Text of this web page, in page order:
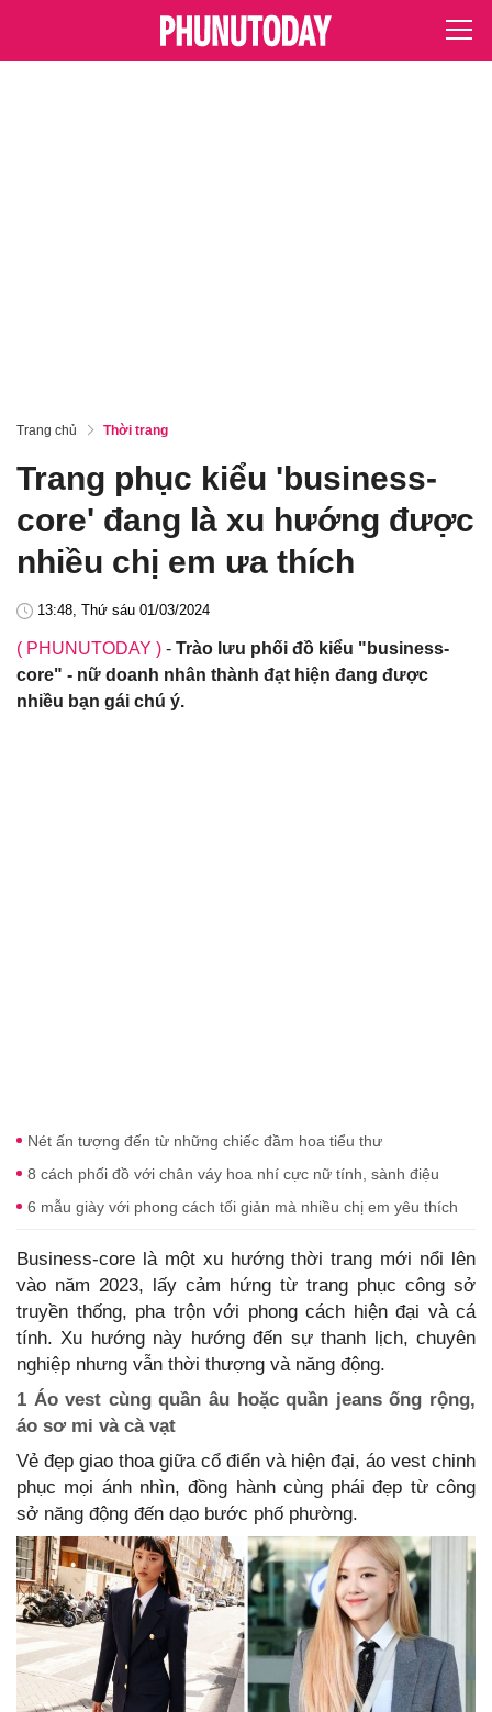
Trang chủ Thời trang
Trang phục kiểu 'business-
core' đang là xu hướng được
nhiều chị em ưa thích
13:48, Thứ sáu 01/03/2024
( PHUNUTODAY ) - Trào lưu phối đồ kiểu "business-
core" - nữ doanh nhân thành đạt hiện đang được
nhiều bạn gái chú ý.
Nét ấn tượng đến từ những chiếc đầm hoa tiểu thư
8 cách phối đồ với chân váy hoa nhí cực nữ tính, sành điệu
6 mẫu giày với phong cách tối giản mà nhiều chị em yêu thích
Business-core là một xu hướng thời trang mới nổi lên
vào năm 2023, lấy cảm hứng từ trang phục công sở
truyền thống, pha trộn với phong cách hiện đại và cá
tính. Xu hướng này hướng đến sự thanh lịch, chuyên
nghiệp nhưng vẫn thời thượng và năng động.
1 Áo vest cùng quần âu hoặc quần jeans ống rộng,
áo sơ mi và cà vạt
Vẻ đẹp giao thoa giữa cổ điển và hiện đại, áo vest chinh
phục mọi ánh nhìn, đồng hành cùng phái đẹp từ công
sở năng động đến dạo bước phố phường.